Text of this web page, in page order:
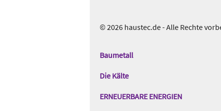
© 2026 haustec.de - Alle Rechte
Das
Baumetall
Die Kälte
ERNEUERBARE ENERGIEN